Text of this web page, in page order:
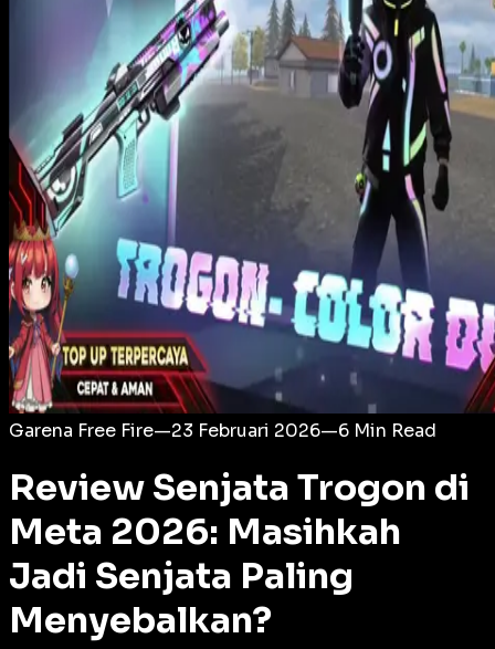
Garena Free Fire—23 Februari 2026—6 Min Read
Review Senjata Trogon di
Meta 2026: Masihkah
Jadi Senjata Paling
Menyebalkan?